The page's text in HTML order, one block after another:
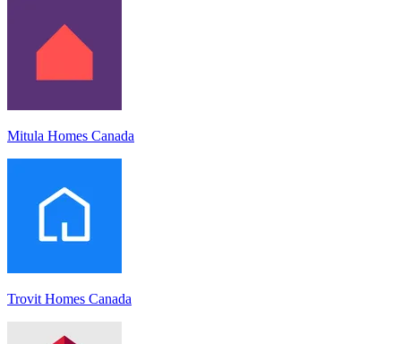
Mitula Homes Canada
Trovit Homes Canada